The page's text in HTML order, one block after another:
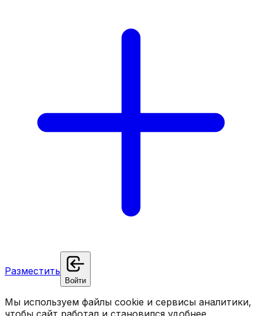
Разместить
Войти
Мы используем файлы cookie и сервисы аналитики,
чтобы сайт работал и становился удобнее.